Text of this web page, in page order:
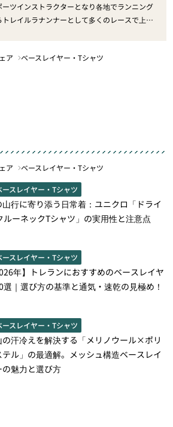
ツインストラクターとなり各地でランニング
レイルラナンナーとして多くのレースで上位
ア ベースレイヤー・Tシャツ
ア ベースレイヤー・Tシャツ
ースレイヤー・Tシャツ
山行に寄り添う日常着：ユニクロ「ドライ
ルーネックTシャツ」の実用性と注意点
ースレイヤー・Tシャツ
年】トレランにおすすめのベースレイヤ
選｜選び方の基準と通気・速乾の見極め！
ースレイヤー・Tシャツ
の汗冷えを解決する「メリノウール×ポリ
テル」の最適解。メッシュ構造ベースレイ
の魅力と選び方